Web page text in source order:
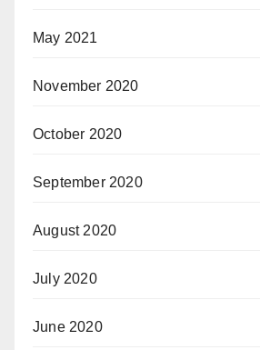
May 2021
November 2020
October 2020
September 2020
August 2020
July 2020
June 2020